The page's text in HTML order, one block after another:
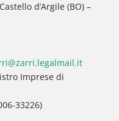
d’Argile (BO) –
Imprese di
33226)